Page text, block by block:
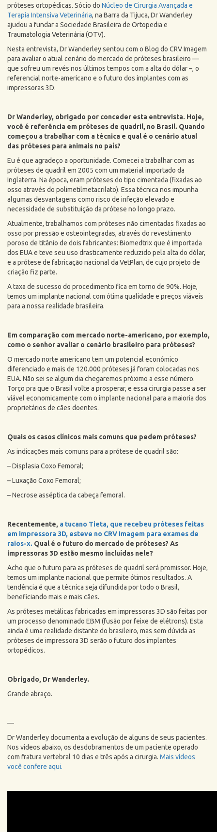
próteses ortopédicas. Sócio do Núcleo de Cirurgia Avançada e
Terapia Intensiva Veterinária, na Barra da Tijuca, Dr Wanderley
ajudou a fundar a Sociedade Brasileira de Ortopedia e
Traumatologia Veterinária (OTV).
Nesta entrevista, Dr Wanderley sentou com o Blog do CRV Imagem
para avaliar o atual cenário do mercado de próteses brasileiro —
que sofreu um revés nos últimos tempos com a alta do dólar –, o
referencial norte-americano e o futuro dos implantes com as
impressoras 3D.
Dr Wanderley, obrigado por conceder esta entrevista. Hoje,
você é referência em próteses de quadril, no Brasil. Quando
começou a trabalhar com a técnica e qual é o cenário atual
das próteses para animais no país?
Eu é que agradeço a oportunidade. Comecei a trabalhar com as
próteses de quadril em 2005 com um material importado da
Inglaterra. Na época, eram próteses do tipo cimentada (fixadas ao
osso através do polimetilmetacrilato). Essa técnica nos impunha
algumas desvantagens como risco de infeção elevado e
necessidade de substituição da prótese no longo prazo.
Atualmente, trabalhamos com próteses não cimentadas fixadas ao
osso por pressão e osteointegradas, através do revestimento
poroso de titânio de dois fabricantes: Biomedtrix que é importada
dos EUA e teve seu uso drasticamente reduzido pela alta do dólar,
e a prótese de fabricação nacional da VetPlan, de cujo projeto de
criação fiz parte.
A taxa de sucesso do procedimento fica em torno de 90%. Hoje,
temos um implante nacional com ótima qualidade e preços viáveis
para a nossa realidade brasileira.
Em comparação com mercado norte-americano, por exemplo,
como o senhor avaliar o cenário brasileiro para próteses?
O mercado norte americano tem um potencial econômico
diferenciado e mais de 120.000 próteses já foram colocadas nos
EUA. Não sei se algum dia chegaremos próximo a esse número.
Torço pra que o Brasil volte a prosperar, e essa cirurgia passe a ser
viável economicamente com o implante nacional para a maioria dos
proprietários de cães doentes.
Quais os casos clínicos mais comuns que pedem próteses?
As indicações mais comuns para a prótese de quadril são:
– Displasia Coxo Femoral;
– Luxação Coxo Femoral;
– Necrose asséptica da cabeça femoral.
Recentemente, a tucano Tieta, que recebeu próteses feitas
em impressora 3D, esteve no CRV Imagem para exames de
raios-x. Qual é o futuro do mercado de próteses? As
impressoras 3D estão mesmo incluídas nele?
Acho que o futuro para as próteses de quadril será promissor. Hoje,
temos um implante nacional que permite ótimos resultados. A
tendência é que a técnica seja difundida por todo o Brasil,
beneficiando mais e mais cães.
As próteses metálicas fabricadas em impressoras 3D são feitas por
um processo denominado EBM (fusão por feixe de elétrons). Esta
ainda é uma realidade distante do brasileiro, mas sem dúvida as
próteses de impressora 3D serão o futuro dos implantes
ortopédicos.
Obrigado, Dr Wanderley.
Grande abraço.
—
Dr Wanderley documenta a evolução de alguns de seus pacientes.
Nos vídeos abaixo, os desdobramentos de um paciente operado
com fratura vertebral 10 dias e três após a cirurgia. Mais vídeos
você confere aqui.